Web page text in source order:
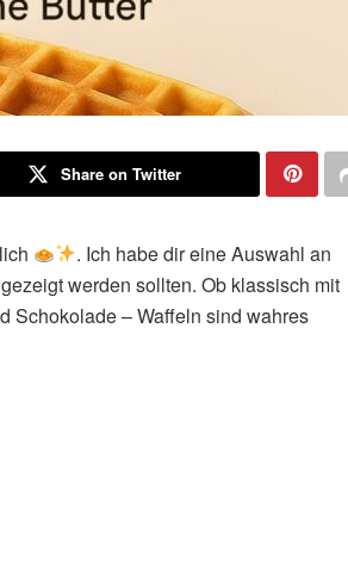
Share on Twitter
. Ich habe dir eine Auswahl an
werden sollten. Ob klassisch mit
Schokolade – Waffeln sind wahres